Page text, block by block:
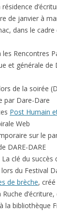
de janvier à
dans le cadre
Rencontres
et générale de
de la soirée
par Dare-Dare
Post Humain
Web
sur le
DARE-DARE
clé du succès
lors du Festival
de brèche,
la bibliothèque